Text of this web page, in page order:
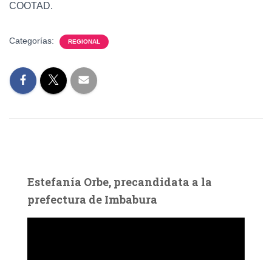
COOTAD.
Categorías: REGIONAL
Estefanía Orbe, precandidata a la
prefectura de Imbabura